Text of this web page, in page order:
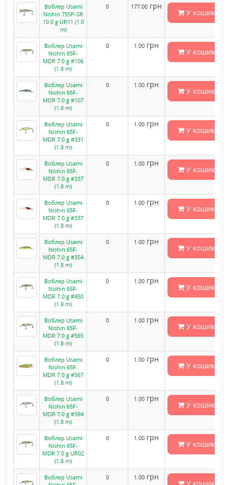
Воблер Usami
Nishin 75SP-SR
10.0 g UR11 (1.0
m)
0 177.00 грн
У кошик
Воблер Usami
Nishin 65F-
MDR 7.0 g #106
(1.8 m)
0 1.00 грн
У кошик
Воблер Usami
Nishin 65F-
MDR 7.0 g #107
(1.8 m)
0 1.00 грн
У кошик
Воблер Usami
Nishin 65F-
MDR 7.0 g #331
(1.8 m)
0 1.00 грн
У кошик
Воблер Usami
Nishin 65F-
MDR 7.0 g #337
(1.8 m)
0 1.00 грн
У кошик
Воблер Usami
Nishin 65F-
MDR 7.0 g #337
(1.8 m)
0 1.00 грн
У кошик
Воблер Usami
Nishin 65F-
MDR 7.0 g #354
(1.8 m)
0 1.00 грн
У кошик
Воблер Usami
Nishin 65F-
MDR 7.0 g #450
(1.8 m)
0 1.00 грн
У кошик
Воблер Usami
Nishin 65F-
MDR 7.0 g #565
(1.8 m)
0 1.00 грн
У кошик
Воблер Usami
Nishin 65F-
MDR 7.0 g #567
(1.8 m)
0 1.00 грн
У кошик
Воблер Usami
Nishin 65F-
MDR 7.0 g #594
(1.8 m)
0 1.00 грн
У кошик
Воблер Usami
Nishin 65F-
MDR 7.0 g UR02
(1.8 m)
0 1.00 грн
У кошик
Воблер Usami
0 1.00 грн